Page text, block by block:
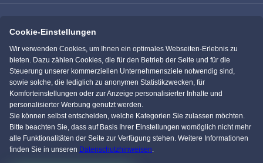
Immowelt.de Bauen.de
Massivhaus.de Bungalow.de
Einfamilienhaus.de
Cookie-Einstellungen
Wir verwenden Cookies, um Ihnen ein optimales Webseiten-Erlebnis zu
bieten. Dazu zählen Cookies, die für den Betrieb der Seite und für die
Steuerung unserer kommerziellen Unternehmensziele notwendig sind,
sowie solche, die lediglich zu anonymen Statistikzwecken, für
Komforteinstellungen oder zur Anzeige personalisierter Inhalte und
personalisierter Werbung genutzt werden.
Sie können selbst entscheiden, welche Kategorien Sie zulassen möchten.
Bitte beachten Sie, dass auf Basis Ihrer Einstellungen womöglich nicht mehr
alle Funktionalitäten der Seite zur Verfügung stehen. Weitere Informationen
finden Sie in unseren Datenschutzhinweisen.